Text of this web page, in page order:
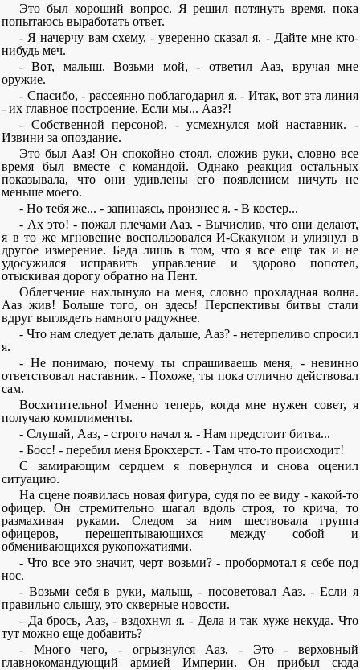
Это был хороший вопрос. Я решил потянуть время, пока
попытаюсь выработать ответ.
- Я начерчу вам схему, - уверенно сказал я. - Дайте мне кто-
нибудь меч.
- Вот, малыш. Возьми мой, - ответил Ааз, вручая мне
оружие.
- Спасибо, - рассеянно поблагодарил я. - Итак, вот эта линия
- их главное построение. Если мы... Ааз?!
- Собственной персоной, - усмехнулся мой наставник. -
Извини за опоздание.
Это был Ааз! Он спокойно стоял, сложив руки, словно все
время был вместе с командой. Однако реакция остальных
показывала, что они удивлены его появлением ничуть не
меньше моего.
- Но тебя же... - запинаясь, произнес я. - В костер...
- Ах это! - пожал плечами Ааз. - Вычислив, что они делают,
я в то же мгновение воспользовался И-Скакуном и улизнул в
другое измерение. Беда лишь в том, что я все еще так и не
удосужился исправить управление и здорово попотел,
отыскивая дорогу обратно на Пент.
Облегчение нахлынуло на меня, словно прохладная волна.
Ааз жив! Больше того, он здесь! Перспективы битвы стали
вдруг выглядеть намного радужнее.
- Что нам следует делать дальше, Ааз? - нетерпеливо спросил
я.
- Не понимаю, почему ты спрашиваешь меня, - невинно
ответствовал наставник. - Похоже, ты пока отлично действовал
сам.
Восхитительно! Именно теперь, когда мне нужен совет, я
получаю комплименты.
- Слушай, Ааз, - строго начал я. - Нам предстоит битва...
- Босс! - перебил меня Брокхерст. - Там что-то происходит!
С замирающим сердцем я повернулся и снова оценил
ситуацию.
На сцене появилась новая фигура, судя по ее виду - какой-то
офицер. Он стремительно шагал вдоль строя, то крича, то
размахивая руками. Следом за ним шествовала группа
офицеров, перешептывающихся между собой и
обменивающихся рукопожатиями.
- Что все это значит, черт возьми? - пробормотал я себе под
нос.
- Возьми себя в руки, малыш, - посоветовал Ааз. - Если я
правильно слышу, это скверные новости.
- Да брось, Ааз, - вздохнул я. - Дела и так хуже некуда. Что
тут можно еще добавить?
- Много чего, - огрызнулся Ааз. - Это - верховный
главнокомандующий армией Империи. Он прибыл сюда